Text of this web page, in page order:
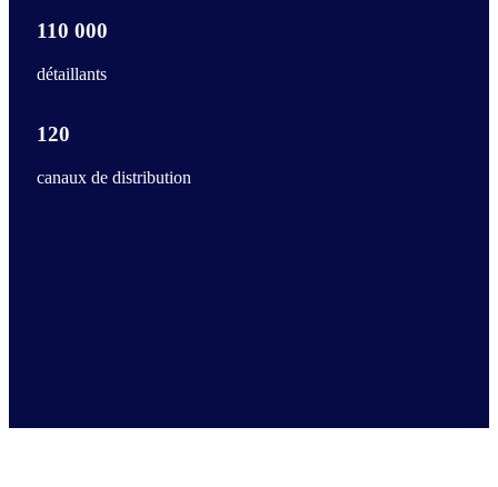
110 000
détaillants
120
canaux de distribution